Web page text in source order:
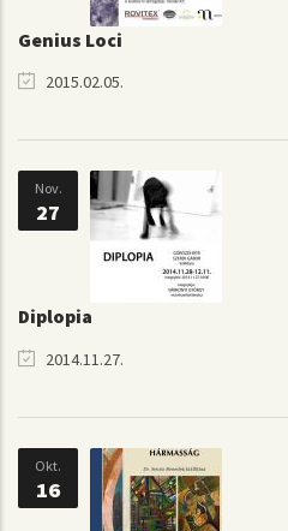
Genius Loci
2015.02.05.
Nov.
27
Diplopia
2014.11.27.
Okt.
16